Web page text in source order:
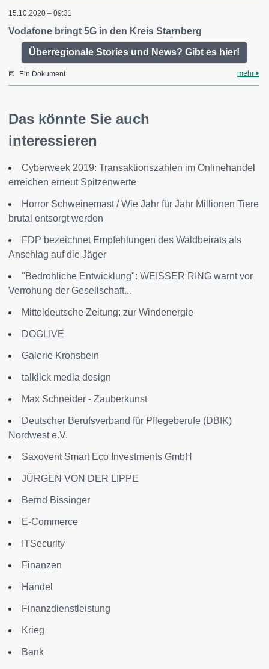
15.10.2020 – 09:31
Vodafone bringt 5G in den Kreis Starnberg
Überregionale Stories und News? Gibt es hier!
Ein Dokument mehr
Das könnte Sie auch
interessieren
Cyberweek 2019: Transaktionszahlen im Onlinehandel
erreichen erneut Spitzenwerte
Horror Schweinemast / Wie Jahr für Jahr Millionen Tiere
brutal entsorgt werden
FDP bezeichnet Empfehlungen des Waldbeirats als
Anschlag auf die Jäger
"Bedrohliche Entwicklung": WEISSER RING warnt vor
Verrohung der Gesellschaft...
Mitteldeutsche Zeitung: zur Windenergie
DOGLIVE
Galerie Kronsbein
talklick media design
Max Schneider - Zauberkunst
Deutscher Berufsverband für Pflegeberufe (DBfK)
Nordwest e.V.
Saxovent Smart Eco Investments GmbH
JÜRGEN VON DER LIPPE
Bernd Bissinger
E-Commerce
ITSecurity
Finanzen
Handel
Finanzdienstleistung
Krieg
Bank